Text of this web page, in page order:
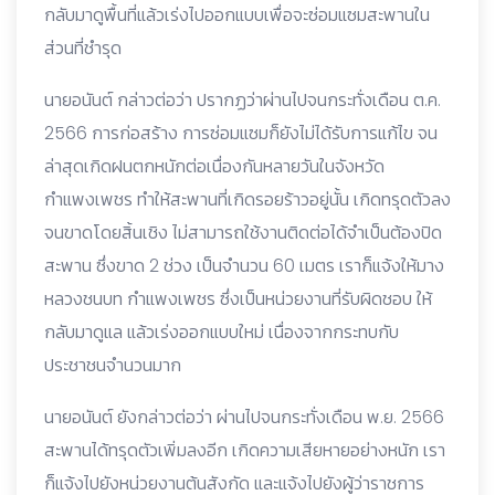
กลับมาดูพื้นที่แล้วเร่งไปออกแบบเพื่อจะซ่อมแซมสะพานใน
ส่วนที่ชำรุด
นายอนันต์ กล่าวต่อว่า ปรากฏว่าผ่านไปจนกระทั่งเดือน ต.ค.
2566 การก่อสร้าง การซ่อมแซมก็ยังไม่ได้รับการแก้ไข จน
ล่าสุดเกิดฝนตกหนักต่อเนื่องกันหลายวันในจังหวัด
กำแพงเพชร ทำให้สะพานที่เกิดรอยร้าวอยู่นั้น เกิดทรุดตัวลง
จนขาดโดยสิ้นเชิง ไม่สามารถใช้งานติดต่อได้จำเป็นต้องปิด
สะพาน ซึ่งขาด 2 ช่วง เป็นจำนวน 60 เมตร เราก็แจ้งให้มาง
หลวงชนบท กำแพงเพชร ซึ่งเป็นหน่วยงานที่รับผิดชอบ ให้
กลับมาดูแล แล้วเร่งออกแบบใหม่ เนื่องจากกระทบกับ
ประชาชนจำนวนมาก
นายอนันต์ ยังกล่าวต่อว่า ผ่านไปจนกระทั่งเดือน พ.ย. 2566
สะพานได้ทรุดตัวเพิ่มลงอีก เกิดความเสียหายอย่างหนัก เรา
ก็แจ้งไปยังหน่วยงานต้นสังกัด และแจ้งไปยังผู้ว่าราชการ